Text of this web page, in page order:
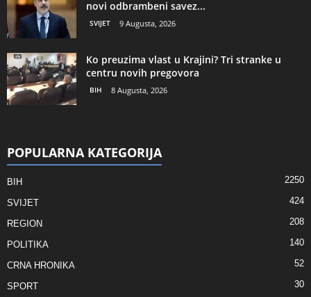
novi odbrambeni savez...
SVIJET 9 Augusta, 2026
Ko preuzima vlast u Krajini? Tri stranke u
centru novih pregovora
BIH 8 Augusta, 2026
POPULARNA KATEGORIJA
BIH 2250
SVIJET 424
REGION 208
POLITIKA 140
CRNA HRONIKA 52
SPORT 30